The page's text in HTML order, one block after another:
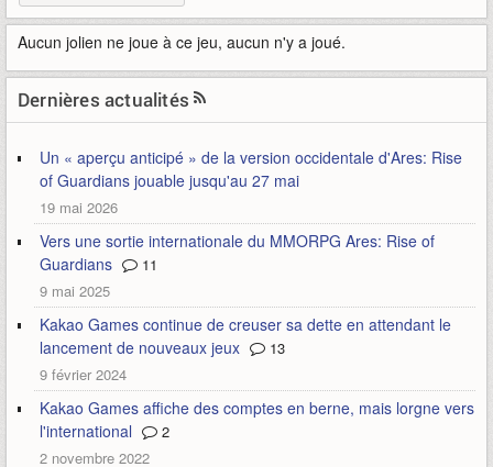
Aucun jolien ne joue à ce jeu, aucun n'y a joué.
Dernières actualités
Un « aperçu anticipé » de la version occidentale d'Ares: Rise
of Guardians jouable jusqu'au 27 mai
19 mai 2026
Vers une sortie internationale du MMORPG Ares: Rise of
Guardians
11
9 mai 2025
Kakao Games continue de creuser sa dette en attendant le
lancement de nouveaux jeux
13
9 février 2024
Kakao Games affiche des comptes en berne, mais lorgne vers
l'international
2
2 novembre 2022